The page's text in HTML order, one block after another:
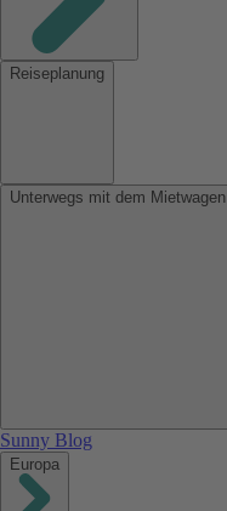
Reiseplanung
Unterwegs mit dem Mietwagen
Sunny Blog
Europa